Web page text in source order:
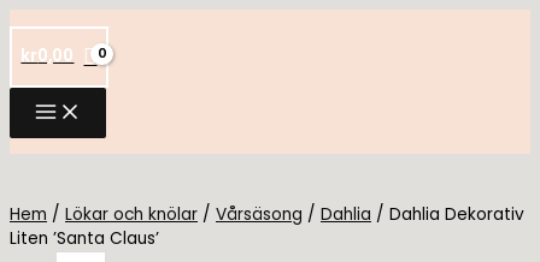
till
innehåll
kr0,00
Hem / Lökar och knölar / Vårsäsong / Dahlia / Dahlia Dekorativ
Liten ’Santa Claus’